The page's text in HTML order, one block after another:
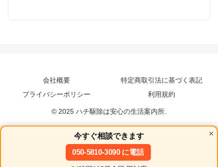
×
今すぐ相談できます
050-5810-3090 に電話
会社概要
特定商取引法に基づく表記
プライバシーポリシー
利用規約
© 2025 ハチ駆除は安心の生活案内所.